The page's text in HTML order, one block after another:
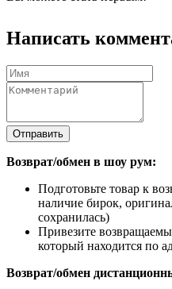
Написать
Отправить
Возврат/обмен в шоу рум:
Подготовьте товар к
наличие бирок,
сохранилась)
Привезите
который находится по
Возврат/обмен